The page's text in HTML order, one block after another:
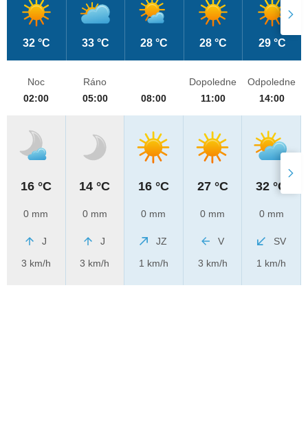
32 °C 33 °C 28 °C 28 °C 29 °C
Noc
02:00
16 °C
0 mm
J
3 km/h
Ráno
05:00
14 °C
0 mm
J
3 km/h
08:00
16 °C
0 mm
JZ
1 km/h
Dopoledne
11:00
27 °C
0 mm
V
3 km/h
Odpoledne
14:00
32 °C
0 mm
SV
1 km/h